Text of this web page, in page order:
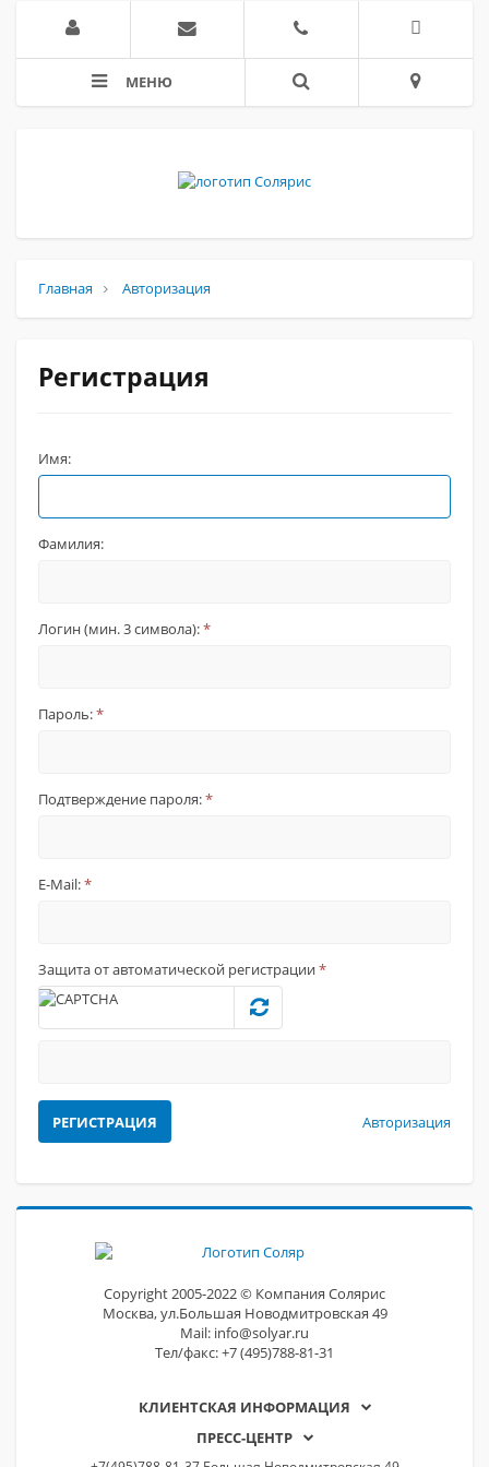
МЕНЮ
Главная Авторизация
Регистрация
Имя:
Фамилия:
Логин (мин. 3 символа):*
Пароль:*
Подтверждение пароля:*
E-Mail:*
Защита от автоматической регистрации*
Авторизация
Сopyright 2005-2022 © Компания Солярис
Москва, ул.Большая Новодмитровская 49
Mail: info@solyar.ru
Тел/факс: +7 (495)788-81-31
КЛИЕНТСКАЯ ИНФОРМАЦИЯ
ПРЕСС-ЦЕНТР